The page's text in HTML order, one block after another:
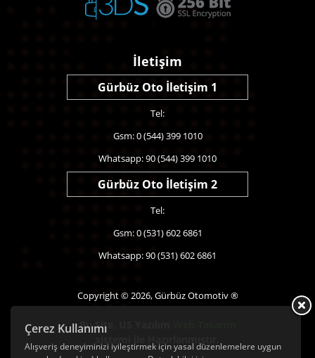
Çerez Kullanımı
Alışveriş deneyiminizi iyileştirmek için yasal düzenlemelere uygun
İletişim
Gürbüz Oto İletişim 1
Tel:
Gsm: 0 (544) 399 1010
Whatsapp: 90 (544) 399 1010
Gürbüz Oto İletişim 2
Tel:
Gsm: 0 (531) 602 6861
Whatsapp: 90 (531) 602 6861
Copyright © 2026, Gürbüz Otomotiv ®
Bu Site,